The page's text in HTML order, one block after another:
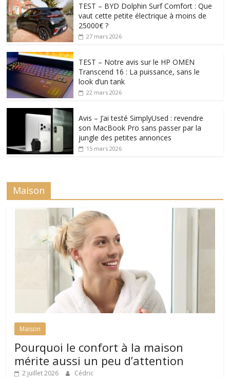
TEST – BYD Dolphin Surf Comfort : Que
vaut cette petite électrique à moins de
25000€ ?
27 mars 2026
TEST – Notre avis sur le HP OMEN
Transcend 16 : La puissance, sans le
look d’un tank
22 mars 2026
Avis – J’ai testé SimplyUsed : revendre
son MacBook Pro sans passer par la
jungle des petites annonces
15 mars 2026
Maison
Maison
Pourquoi le confort à la maison
mérite aussi un peu d’attention
2 juillet 2026 Cédric